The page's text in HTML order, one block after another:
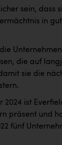
sein, dass
in
die auf
sie die
2024 ist
präsent und
fünf